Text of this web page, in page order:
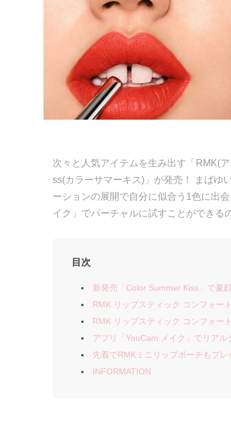
次々と人気アイテムを生み出す「RMK(
ss(カラーサマーキス)」が発売！ まばゆ
ーションの展開で自分に似合う1色に出
イク」でバーチャルに試すことができる
目次
新発売「Color Summer Kiss」で夏
RMK リップスティック コンフォー
RMK リップスティック コンフォー
アプリ「YouCam メイク」でリアル
先着でRMKミニリップポーチもプ
INFORMATION